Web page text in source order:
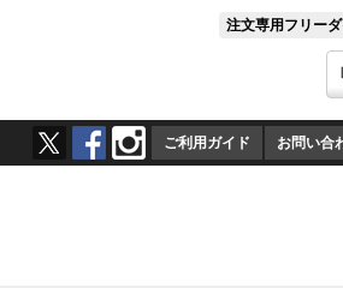
注文専用フリーダ
ご利用ガイド お問い合